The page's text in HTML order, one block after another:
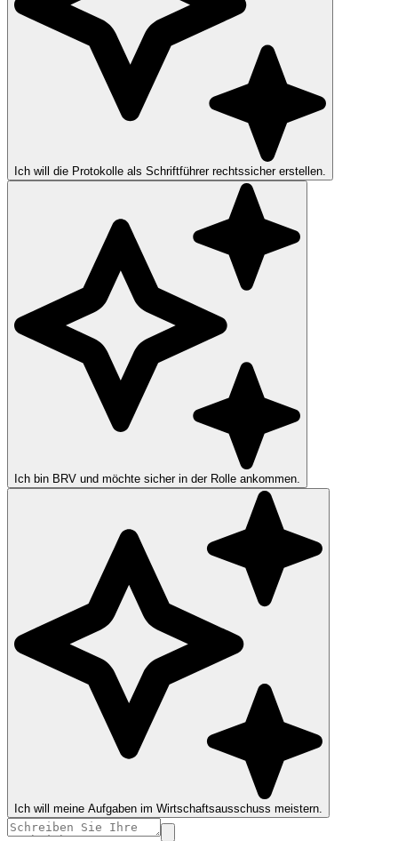
Ich will die Protokolle als Schriftführer rechtssicher erstellen.
Ich bin BRV und möchte sicher in der Rolle ankommen.
Ich will meine Aufgaben im Wirtschaftsausschuss meistern.